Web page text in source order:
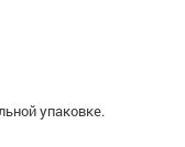
упаковке.